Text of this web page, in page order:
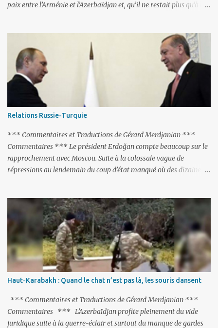
paix entre l’Arménie et l’Azerbaïdjan et, qu’il ne restait plus qu’à le
Les deux points non résolus portaient sur la renonciation aux
revendications internationales mutuelles et sur l'abstention de
déployer des représentants d'autres pays le long de la frontière
entre l'Arménie et l'Azerbaïdjan. C’est chose faite, l’Arménie a
accepté. Comme on pouvait s’y attendre, Bakou a posé de
nouvelles conditions préalables : 1- L’Arménie doit demander la
dissolution du Groupe de Minsk de l’OSCE ; 2- et surtout, elle doit
changer sa Constitution en supprimant toute allusion au
‘Karabakh’. Su...
Relations Russie-Turquie
*** Commentaires et Traductions de Gérard Merdjanian ***
Commentaires *** Le président Erdoğan compte beaucoup sur le
rapprochement avec Moscou. Suite à la colossale vague de
répressions au lendemain du coup d’état manqué où des dizaines
fermés, ses relations avec les Occidentaux se sont notablement
refroidies ; Moscou s’était abstenu de critiquer Ankara sur cette
purge massive. Avec en perspective, une épée de Damoclès
suspendue au-dessus de la tête - la fin des négociations d’adhésion
à l’UE si la peine de mort est rétablie ; Et des menaces non voilées
envers les Etats-Unis : «Si Gülen n'est pas extradé, les États-Unis
sacrifieront les relations bilatérales à cause de ce terroriste» , a
prévenu le ministre turc de la Justice, Bekir Bozdag.
Haut-Karabakh : Quand le chat n’est pas là, les souris dansent
*** Commentaires et Traductions de Gérard Merdjanian ***
Commentaires *** L’Azerbaïdjan profite pleinement du vide
juridique suite à la guerre-éclair et surtout du manque de gardes